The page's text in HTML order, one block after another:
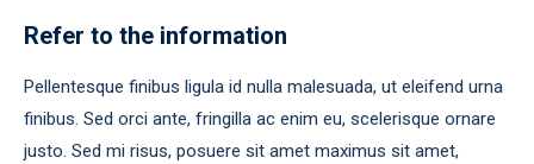
Refer to the information
Pellentesque finibus ligula id nulla malesuada, ut eleifend urna
finibus. Sed orci ante, fringilla ac enim eu, scelerisque ornare
justo. Sed mi risus, posuere sit amet maximus sit amet,